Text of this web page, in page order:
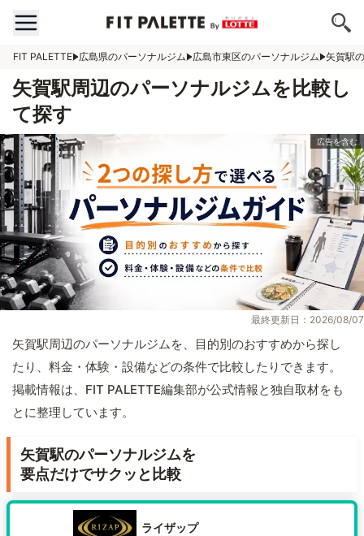
FIT PALETTE 広島県のパーソナルジム 広島市東区のパーソナルジム 矢賀駅
矢賀駅周辺のパーソナルジムを比較し
て探す
最終更新日：2026/08/07
矢賀駅周辺のパーソナルジムを、目的別のおすすめから探し
たり、料金・体験・設備などの条件で比較したりできます。
掲載情報は、FIT PALETTE編集部が公式情報と独自取材をも
とに整理しています。
矢賀駅のパーソナルジムを
要点だけでサクッと比較
ライザップ